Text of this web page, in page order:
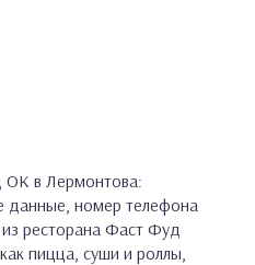
ОК в Лермонтова:
данные, номер телефона
из ресторана Фаст Фуд
пицца, суши и роллы,